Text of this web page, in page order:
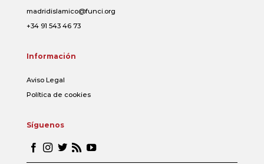
madridislamico@funci.org
+34 91 543 46 73
Información
Aviso Legal
Política de cookies
Síguenos